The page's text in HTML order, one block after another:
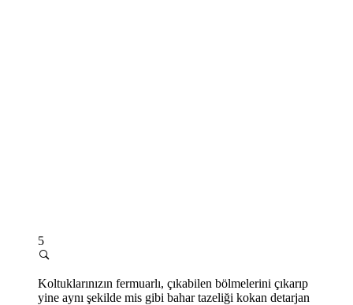
5
Koltuklarınızın fermuarlı, çıkabilen bölmelerini çıkarıp
yine aynı şekilde mis gibi bahar tazeliği kokan detarjan